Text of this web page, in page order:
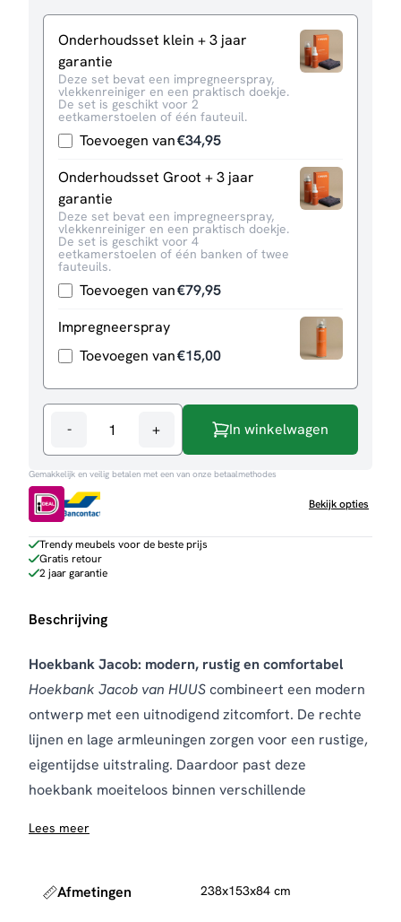
Onderhoudsset klein + 3 jaar
garantie
Deze set bevat een impregneerspray,
vlekkenreiniger en een praktisch doekje.
De set is geschikt voor 2
eetkamerstoelen of één fauteuil.
Toevoegen van€34,95
Onderhoudsset Groot + 3 jaar
garantie
Deze set bevat een impregneerspray,
vlekkenreiniger en een praktisch doekje.
De set is geschikt voor 4
eetkamerstoelen of één banken of twee
fauteuils.
Toevoegen van€79,95
Impregneerspray
Toevoegen van€15,00
-
Hoekbank
Jacob
aantal
+ In winkelwagen
Gemakkelijk en veilig betalen met een van onze betaalmethodes
Bekijk opties
Trendy meubels voor de beste prijs
Gratis retour
2 jaar garantie
Beschrijving
Hoekbank Jacob: modern, rustig en comfortabel
Hoekbank Jacob van HUUScombineert een modern
ontwerp met een uitnodigend zitcomfort. De rechte
lijnen en lage armleuningen zorgen voor een rustige,
eigentijdse uitstraling. Daardoor past deze
hoekbank moeiteloos binnen verschillende
De bank is bekleed met 100% polyester en
Deze tinten maken het eenvoudig om de bank te
Lees meer
Afmetingen 238x153x84 cm